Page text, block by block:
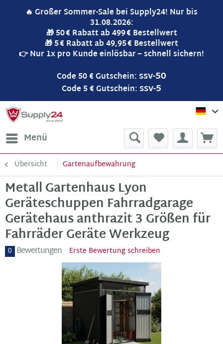
🔥 Großer Sommer-Sale bei Supply24! Nur bis
31.08.2026:
🎁 50 € Rabatt ab 499 € Bestellwert
🎁 5 € Rabatt ab 49,95 € Bestellwert
👉 Nur 1x pro Kunde einlösbar – schnell sichern!
Code 50 € Gutschein: ssv-50
Code 5 € Gutschein: ssv-5
Menü
Übersicht Gartenaufbewahrung
Metall Gartenhaus Lyon
Geräteschuppen Fahrradgarage
Gerätehaus anthrazit 3 Größen für
Fahrräder Geräte Werkzeug
0 Bewertungen Erste Bewertung schreiben